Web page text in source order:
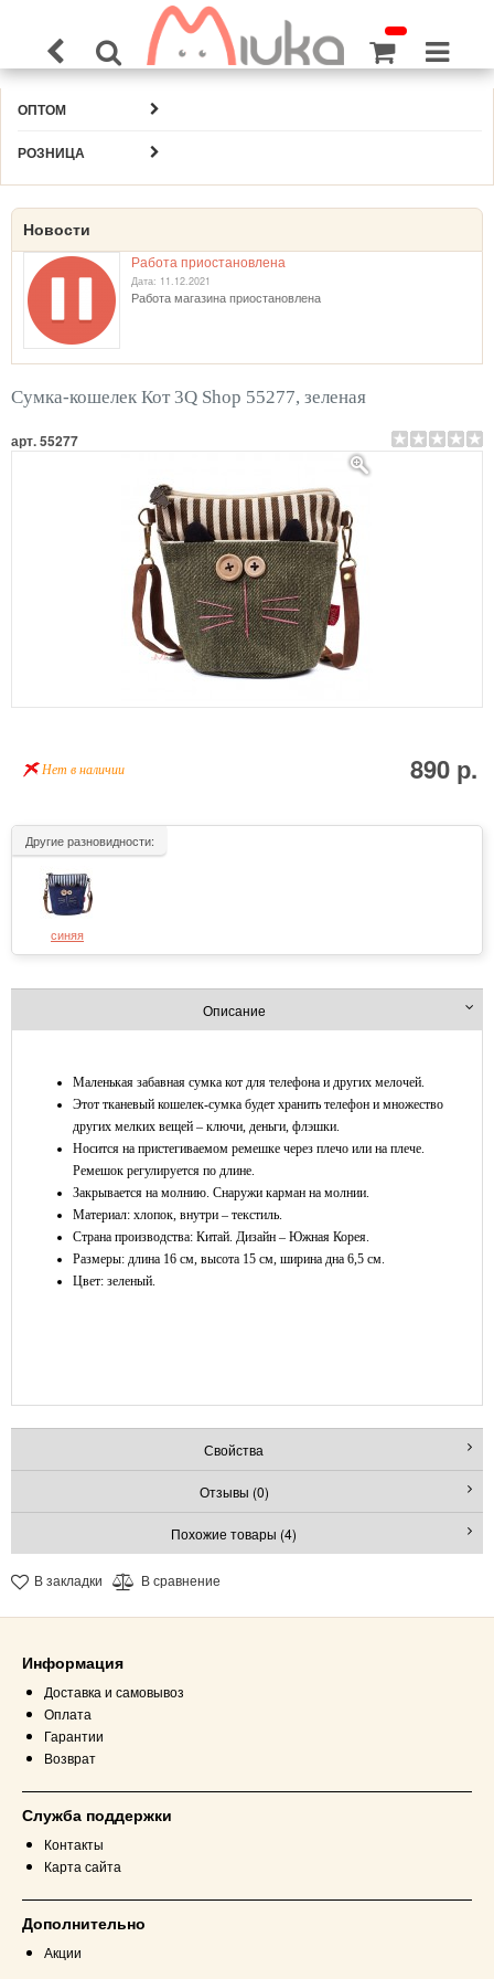
ОПТОМ
РОЗНИЦА
Новости
Работа приостановлена
Дата: 11.12.2021
Работа магазина приостановлена
Сумка-кошелек Кот 3Q Shop 55277, зеленая
арт. 55277
Нет в наличии 890 р.
Другие разновидности:
синяя
Описание
Маленькая забавная сумка кот для телефона и других мелочей.
Этот тканевый кошелек-сумка будет хранить телефон и множество
других мелких вещей – ключи, деньги, флэшки.
Носится на пристегиваемом ремешке через плечо или на плече.
Ремешок регулируется по длине.
Закрывается на молнию. Снаружи карман на молнии.
Материал: хлопок, внутри – текстиль.
Страна производства: Китай. Дизайн – Южная Корея.
Размеры: длина 16 см, высота 15 см, ширина дна 6,5 см.
Цвет: зеленый.
Свойства
Отзывы (0)
Похожие товары (4)
В закладки В сравнение
Информация
Доставка и самовывоз
Оплата
Гарантии
Возврат
Служба поддержки
Контакты
Карта сайта
Дополнительно
Акции